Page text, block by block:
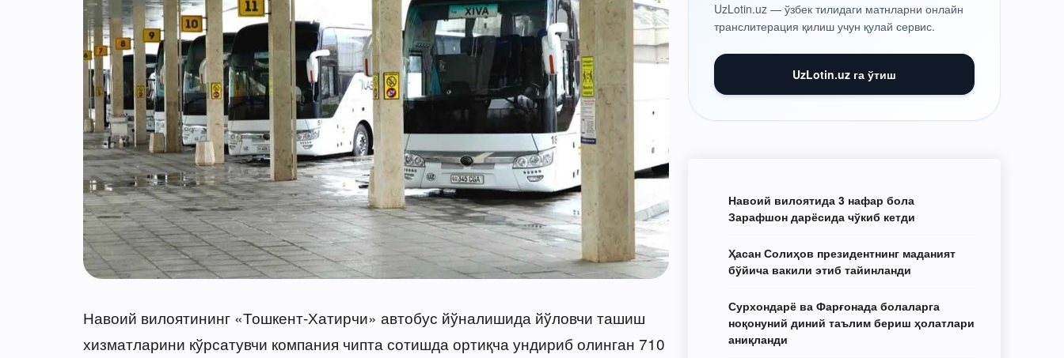
Навоий вилоятининг «Тошкент-Хатирчи» автобус йўналишида йўловчи ташиш
хизматларини кўрсатувчи компания чипта сотишда ортиқча ундириб олинган 710
UzLotin.uz — ўзбек тилидаги матнларни онлайн
транслитерация қилиш учун қулай сервис.
UzLotin.uz га ўтиш
Навоий вилоятида 3 нафар бола
Зарафшон дарёсида чўкиб кетди
Ҳасан Солиҳов президентнинг маданият
бўйича вакили этиб тайинланди
Сурхондарё ва Фарғонада болаларга
ноқонуний диний таълим бериш ҳолатлари
аниқланди